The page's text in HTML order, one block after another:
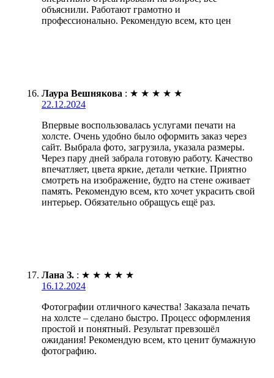
объяснили. Работают грамотно и
профессионально. Рекомендую всем, кто цен
Лаура Вешнякова : ★ ★ ★ ★ ★
22.12.2024
Впервые воспользовалась услугами печати на
холсте. Очень удобно было оформить заказ через
сайт. Выбрала фото, загрузила, указала размеры.
Через пару дней забрала готовую работу. Качество
впечатляет, цвета яркие, детали четкие. Приятно
смотреть на изображение, будто на стене оживает
память. Рекомендую всем, кто хочет украсить свой
интерьер. Обязательно обращусь ещё раз.
Лана З. : ★ ★ ★ ★ ★
16.12.2024
Фотографии отличного качества! Заказала печать
на холсте – сделано быстро. Процесс оформления
простой и понятный. Результат превзошёл
ожидания! Рекомендую всем, кто ценит бумажную
фотографию.